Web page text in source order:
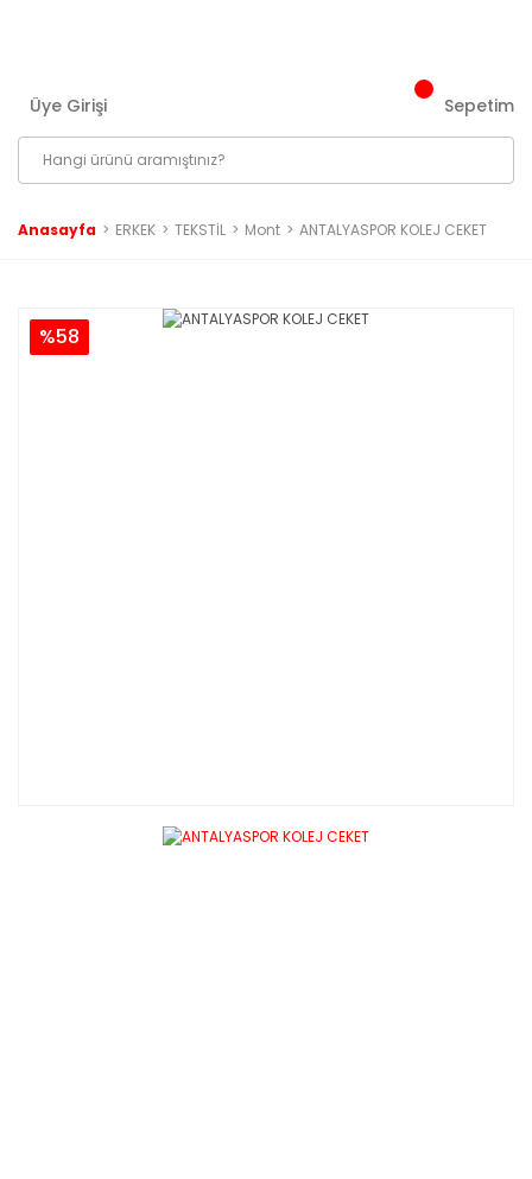
Üye Girişi Sepetim
Anasayfa ERKEK TEKSTİL Mont ANTALYASPOR KOLEJ CEKET
%58